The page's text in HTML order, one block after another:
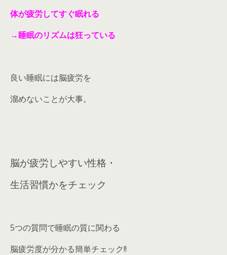
体が疲労してすぐ眠れる
→睡眠のリズムは狂っている
良い睡眠には脳疲労を
溜めないことが大事。
脳が疲労しやすい性格・
生活習慣かをチェック
5つの質問で睡眠の質に関わる
脳疲労度が分かる簡単チェック!!